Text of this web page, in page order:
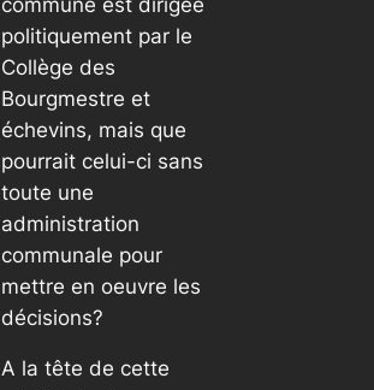
politiquement par le
Collège des
Bourgmestre et
échevins, mais que
pourrait celui-ci sans
toute une
administration
communale pour
mettre en oeuvre les
décisions?
A la tête de cette